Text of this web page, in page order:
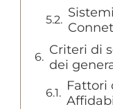
Criteri di
dei
Fattori